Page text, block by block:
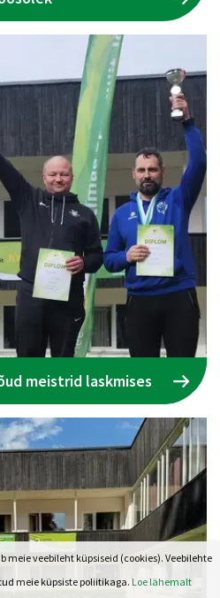
meistrid laskmises
meie veebileht küpsiseid (cookies). Veebilehte
meie küpsiste poliitikaga. Loe lähemalt